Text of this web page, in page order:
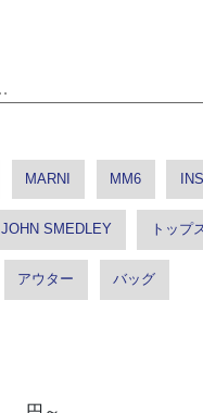
MARNI MM6
JOHN SMEDLEY トップ
アウター バッグ